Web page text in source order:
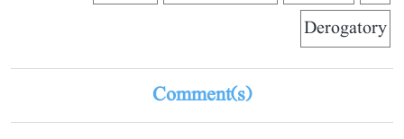
Derogatory
Comment(s)